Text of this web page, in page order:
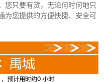
您只要有货，无论何时何地只
为您提供的方便快捷、安全可